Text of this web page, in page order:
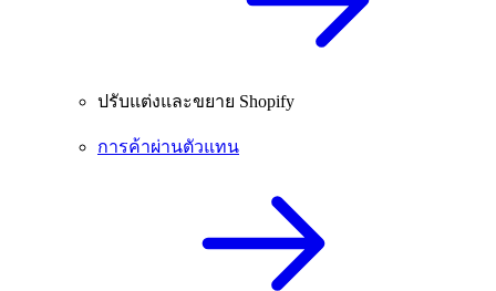
ปรับแต่งและขยาย Shopify
การค้าผ่านตัวแทน